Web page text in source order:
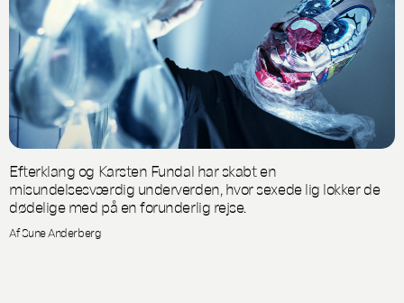
Efterklang og Karsten Fundal har skabt en
misundelsesværdig underverden, hvor sexede lig lokker de
dødelige med på en forunderlig rejse.
Af Sune Anderberg